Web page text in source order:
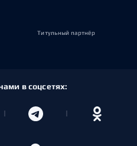
Титульный партнёр
в соцсетях: